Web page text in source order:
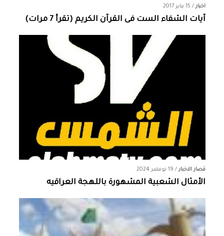
اخبار/ 15 يناير 2017
آيات الشفاء الست فى القرآن الكريم (تقرأ 7 مرات)
قصار الاخبار/ 19 نوفمبر 2024
الأمثال الشعبية المشهورة باللهجة العراقيه